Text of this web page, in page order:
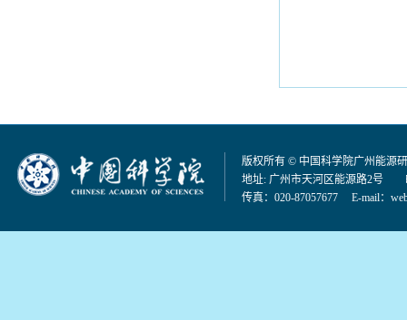
版权所有 © 中国科学院广州能源
地址: 广州市天河区能源路2号
传真：020-87057677 E-mail：